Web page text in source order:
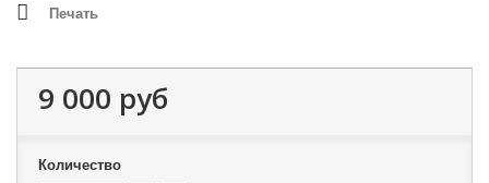
Печать
9 000 руб
Количество